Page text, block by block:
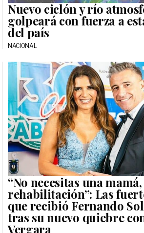
Nuevo ciclón y río
golpeará con fuerza a
del país
NACIONAL
“No necesitas una
rehabilitación”: Las
que recibió Fernando
tras su nuevo quiebre
Vergara